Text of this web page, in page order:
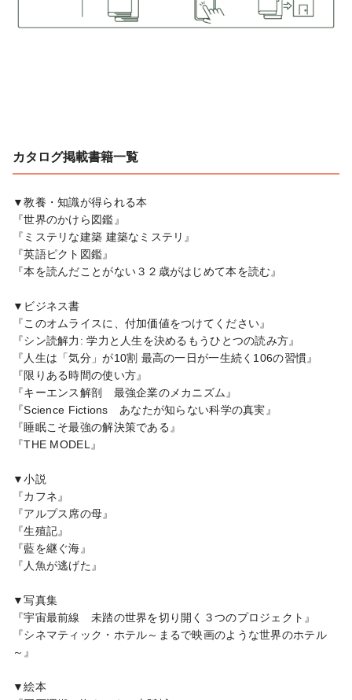
カタログ掲載書籍一覧
▼教養・知識が得られる本
『世界のかけら図鑑』
『ミステリな建築 建築なミステリ』
『英語ピクト図鑑』
『本を読んだことがない３２歳がはじめて本を読む』
▼ビジネス書
『このオムライスに、付加価値をつけてください』
『シン読解力: 学力と人生を決めるもうひとつの読み方』
『人生は「気分」が10割 最高の一日が一生続く106の習慣』
『限りある時間の使い方』
『キーエンス解剖　最強企業のメカニズム』
『Science Fictions　あなたが知らない科学の真実』
『睡眠こそ最強の解決策である』
『THE MODEL』
▼小説
『カフネ』
『アルプス席の母』
『生殖記』
『藍を継ぐ海』
『人魚が逃げた』
▼写真集
『宇宙最前線　未踏の世界を切り開く３つのプロジェクト』
『シネマティック・ホテル～まるで映画のような世界のホテル
～』
▼絵本